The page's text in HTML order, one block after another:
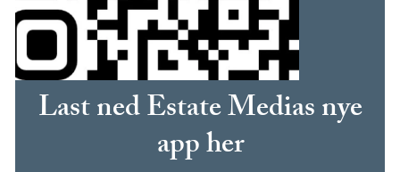
Last ned Estate Medias nye
app her